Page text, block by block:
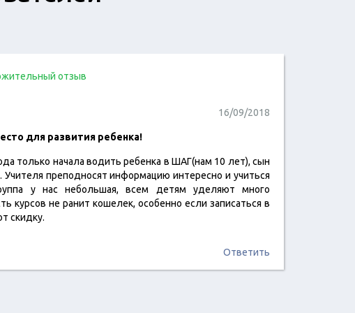
читать отзыв
отзыв
16/09/2018
для развития ребенка!
только начала водить ребенка в ШАГ(нам 10 лет), сын
Учителя преподносят информацию интересно и учиться
у нас небольшая, всем детям уделяют много
курсов не ранит кошелек, особенно если записаться в
скидку.
Ответить